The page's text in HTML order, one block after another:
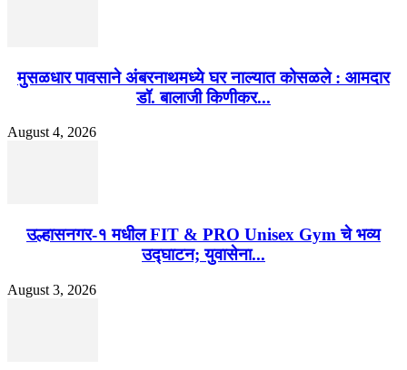
मुसळधार पावसाने अंबरनाथमध्ये घर नाल्यात कोसळले : आमदार
डॉ. बालाजी किणीकर...
August 4, 2026
उल्हासनगर-१ मधील FIT & PRO Unisex Gym चे भव्य
उद्घाटन; युवासेना...
August 3, 2026